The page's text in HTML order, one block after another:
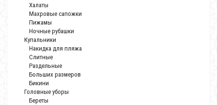
Халаты
Махровые сапожки
Пижамы
Ночные рубашки
Купальники
Накидка для пляжа
Слитные
Раздельные
Больших размеров
Бикини
Головные уборы
Береты